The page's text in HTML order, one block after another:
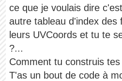
ce que je voulais dire
autre tableau d'index
leurs UVCoords et tu te
?...
Comment tu construis
T'as un bout de code à